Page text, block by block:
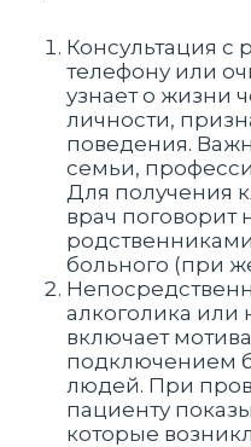
Консультация с
телефону или
узнает о жизни
личности,
поведения.
семьи,
Для получения
врач поговорит
больного (при
алкоголика или
включает
подключением
людей. При
пациенту
которые